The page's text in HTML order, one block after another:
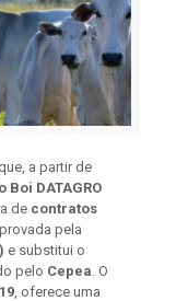
a partir de
DATAGRO
de contratos
pela
e substitui o
pelo Cepea . O
, oferece uma